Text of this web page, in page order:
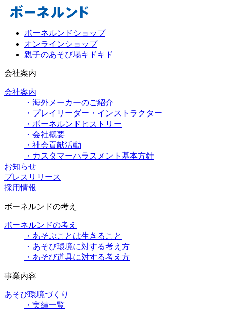
ボーネルンドショップ
オンラインショップ
親子のあそび場キドキド
会社案内
会社案内
・海外メーカーのご紹介
・プレイリーダー・インストラクター
・ボーネルンドヒストリー
・会社概要
・社会貢献活動
・カスタマーハラスメント基本方針
お知らせ
プレスリリース
採用情報
ボーネルンドの考え
ボーネルンドの考え
・あそぶことは生きること
・あそび環境に対する考え方
・あそび道具に対する考え方
事業内容
あそび環境づくり
・実績一覧